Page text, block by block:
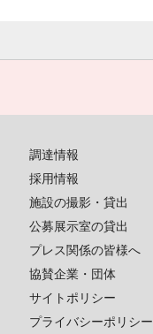
調達情報
採用情報
施設の撮影・貸出
公募展示室の貸出
プレス関係の皆様へ
協賛企業・団体
サイトポリシー
プライバシーポリシー